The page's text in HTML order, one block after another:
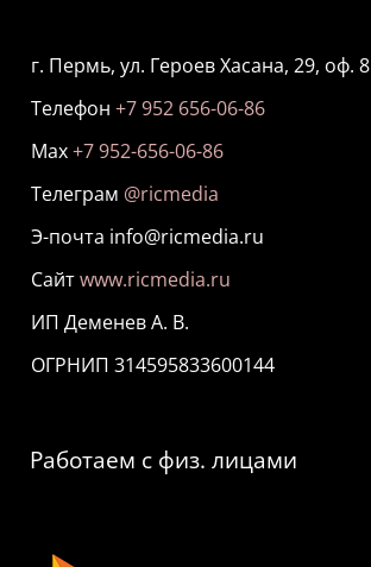
г. Пермь, ул. Героев Хасана, 29, оф. 8
Телефон +7 952 656-06-86
Мах+7 952-656-06-86
Телеграм @ricmedia
Э-почта info@ricmedia.ru
Сайтwww.ricmedia.ru
ИП Деменев А. В.
ОГРНИП 314595833600144
Работаем с физ. лицами